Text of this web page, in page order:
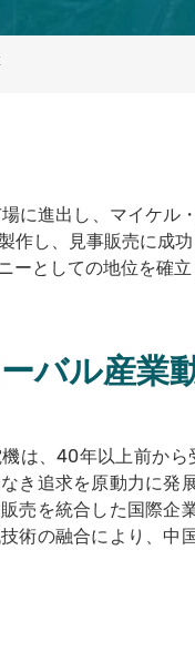
に進出し、マイケル
作し、見事販売に成
としての地位を確立
バル産業
は、40年以上前か
き追求を原動力に
売を統合した国際企
術の融合により、中